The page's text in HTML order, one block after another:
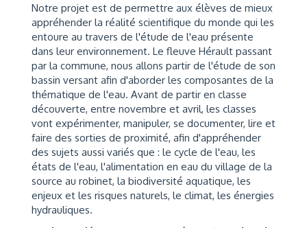
Notre projet est de permettre aux élèves de mieux
appréhender la réalité scientifique du monde qui les
entoure au travers de l'étude de l'eau présente
dans leur environnement. Le fleuve Hérault passant
par la commune, nous allons partir de l'étude de son
bassin versant afin d'aborder les composantes de la
thématique de l'eau. Avant de partir en classe
découverte, entre novembre et avril, les classes
vont expérimenter, manipuler, se documenter, lire et
faire des sorties de proximité, afin d'appréhender
des sujets aussi variés que : le cycle de l'eau, les
états de l'eau, l'alimentation en eau du village de la
source au robinet, la biodiversité aquatique, les
enjeux et les risques naturels, le climat, les énergies
hydrauliques.